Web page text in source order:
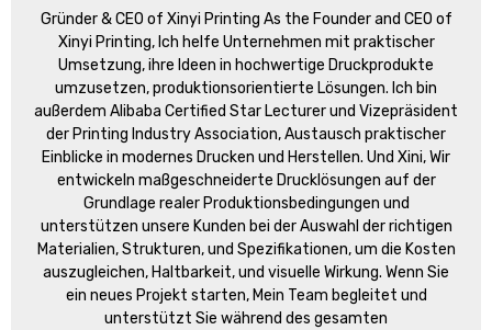
Gründer &CEO of Xinyi Printing As the Founder and CEO of
Xinyi Printing, Ich helfe Unternehmen mit praktischer
Umsetzung, ihre Ideen in hochwertige Druckprodukte
umzusetzen, produktionsorientierte Lösungen. Ich bin
außerdem Alibaba Certified Star Lecturer und Vizepräsident
der Printing Industry Association, Austausch praktischer
Einblicke in modernes Drucken und Herstellen. Und Xini, Wir
entwickeln maßgeschneiderte Drucklösungen auf der
Grundlage realer Produktionsbedingungen und
unterstützen unsere Kunden bei der Auswahl der richtigen
Materialien, Strukturen, und Spezifikationen, um die Kosten
auszugleichen, Haltbarkeit, und visuelle Wirkung. Wenn Sie
ein neues Projekt starten, Mein Team begleitet und
unterstützt Sie während des gesamten